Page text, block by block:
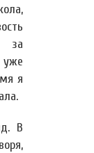
за
уже
я
В